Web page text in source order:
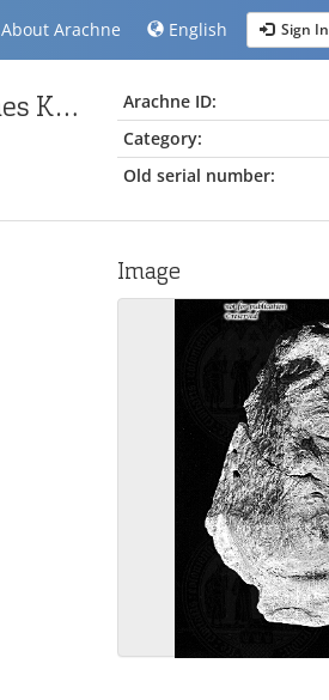
About Arachne English Sign In
Fragment eines Figuralkapitells mit der Darstellung eines Kopfes Arachne ID:
Category:
Old serial number:
Image